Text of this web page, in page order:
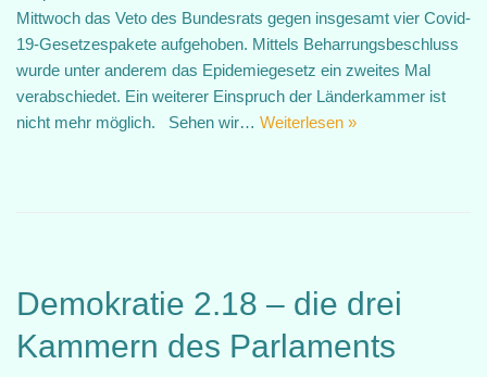
Mittwoch das Veto des Bundesrats gegen insgesamt vier Covid-
19-Gesetzespakete aufgehoben. Mittels Beharrungsbeschluss
wurde unter anderem das Epidemiegesetz ein zweites Mal
verabschiedet. Ein weiterer Einspruch der Länderkammer ist
nicht mehr möglich. Sehen wir… Weiterlesen »
Demokratie 2.18 – die drei
Kammern des Parlaments